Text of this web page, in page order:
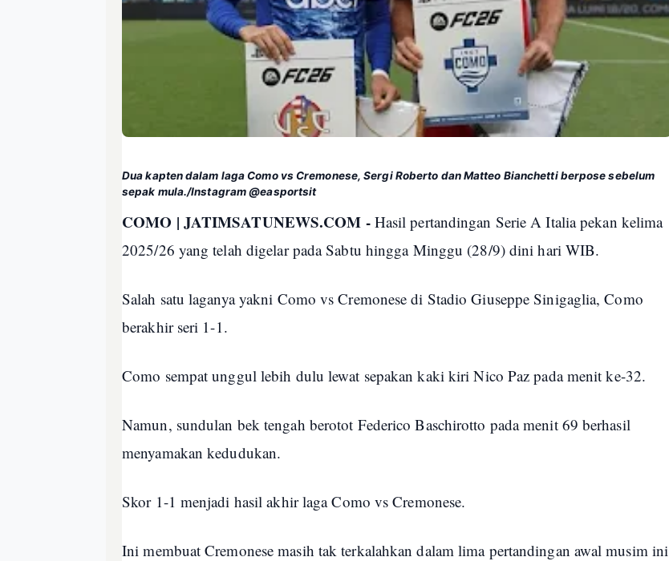
Dua kapten dalam laga Como vs Cremonese, Sergi Roberto dan Matteo Bianchetti berpose sebelum
sepak mula./Instagram @easportsit
COMO | JATIMSATUNEWS.COM -Hasil pertandingan Serie A Italia pekan kelima
2025/26 yang telah digelar pada Sabtu hingga Minggu (28/9) dini hari WIB.
Salah satu laganya yakni Como vs Cremonese di Stadio Giuseppe Sinigaglia, Como
berakhir seri 1-1.
Como sempat unggul lebih dulu lewat sepakan kaki kiri Nico Paz pada menit ke-32.
Namun, sundulan bek tengah berotot Federico Baschirotto pada menit 69 berhasil
menyamakan kedudukan.
Skor 1-1 menjadi hasil akhir laga Como vs Cremonese.
Ini membuat Cremonese masih tak terkalahkan dalam lima pertandingan awal musim ini